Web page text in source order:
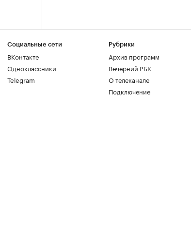
Социальные сети
ВКонтакте
Одноклассники
Telegram
Рубрики
Архив программ
Вечерний РБК
О телеканале
Подключение